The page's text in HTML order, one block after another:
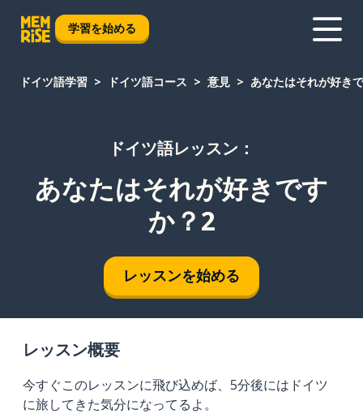
学習を始める
ドイツ語学習 ドイツ語コース 意見 あなたはそれが好き
ドイツ語レッスン：
あなたはそれが好きです
か？2
レッスンを始める
レッスン概要
今すぐこのレッスンに飛び込めば、5分後にはドイツ
に旅してきた気分になってるよ。